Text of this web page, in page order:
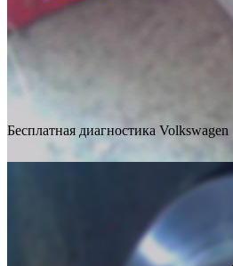
Бесплатная диагностика Volkswagen